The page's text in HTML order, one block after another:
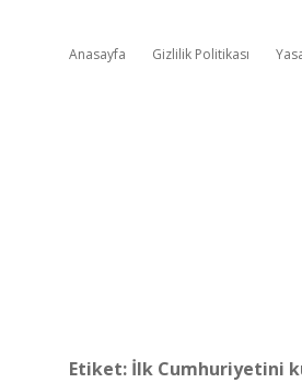
Anasayfa Gizlilik Politikası
Etiket: İlk Cumhuriyetini